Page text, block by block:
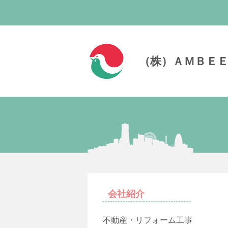
（株）ＡＭＢＥＥ
会社紹介
不動産・リフォーム工事